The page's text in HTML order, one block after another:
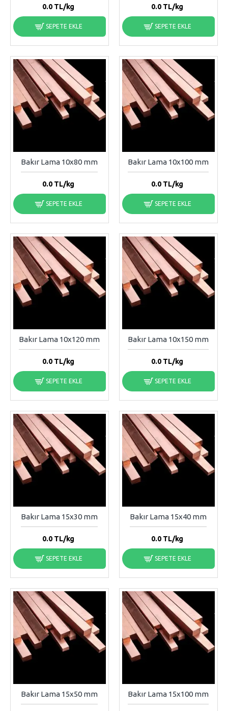
0.0TL/kg
SEPETE EKLE
0.0TL/kg
SEPETE EKLE
Bakır Lama 10x80 mm
0.0TL/kg
SEPETE EKLE
Bakır Lama 10x100 mm
0.0TL/kg
SEPETE EKLE
Bakır Lama 10x120 mm
0.0TL/kg
SEPETE EKLE
Bakır Lama 10x150 mm
0.0TL/kg
SEPETE EKLE
Bakır Lama 15x30 mm
0.0TL/kg
SEPETE EKLE
Bakır Lama 15x40 mm
0.0TL/kg
SEPETE EKLE
Bakır Lama 15x50 mm Bakır Lama 15x100 mm